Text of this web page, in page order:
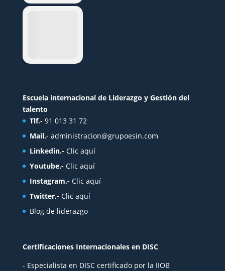
Escuela internacional de Liderazgo y Gestión del
talento
Tlf.- 91 013 31 72
Mail.- administracion@grupoesin.com
Linkedin.- Clic aquí
Youtube.- Clic aquí
Instagram.- Clic aquí
Twitter.- Clic aquí
Blog de liderazgo
Certificaciones Internacionales en DISC
- Especialista en DISC certificado por la IIOB